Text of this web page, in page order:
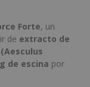
Forte, un
de extracto de
de escina por